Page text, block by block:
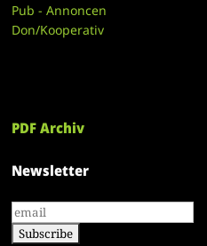
Pub - Annoncen
Don/Kooperativ
PDF Archiv
Newsletter